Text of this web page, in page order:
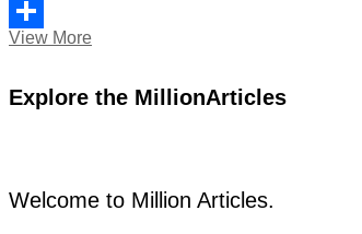
Facebook
Share
View Moreশর্ষের
কতটা?
Explore the MillionArticles
Welcome to Million Articles.